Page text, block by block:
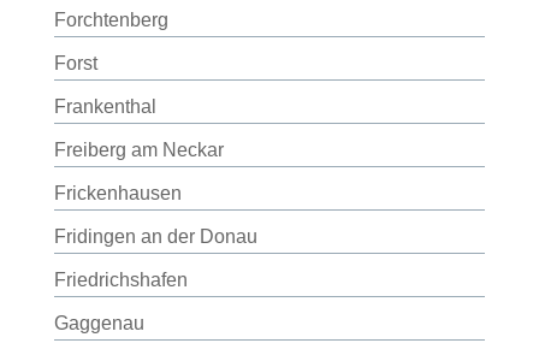
Forchtenberg
Forst
Frankenthal
Freiberg am Neckar
Frickenhausen
Fridingen an der Donau
Friedrichshafen
Gaggenau